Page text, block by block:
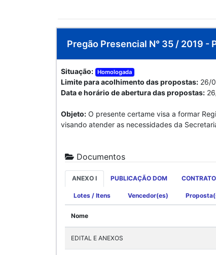
Pregão Presencial N° 35 / 2019
Situação: Homologada
Limite para acolhimento das propostas: 26/
Data e horário de abertura das propostas:
Objeto: O presente certame visa a formar
visando atender as necessidades da
Documentos
ANEXO I PUBLICAÇÃO DOM CONTRATO
Lotes / Itens Vencedor(es)
Nome
EDITAL E ANEXOS